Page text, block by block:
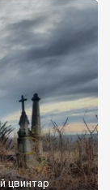
цвинтар